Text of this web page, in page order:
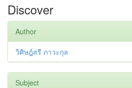
Discover
Author
วิศิษฎ์สรี ภาวะกุล
Subject